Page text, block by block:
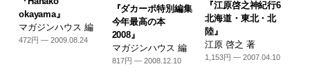
okayama』
マガジンハウス 編
472円 — 2009.08.24
『ダカーポ特別編集
今年最高の本
2008』
マガジンハウス 編
817円 — 2008.12.10
『江原啓之神紀行6
北海道・東北・北
陸』
江原 啓之 著
1,153円 — 2007.04.10